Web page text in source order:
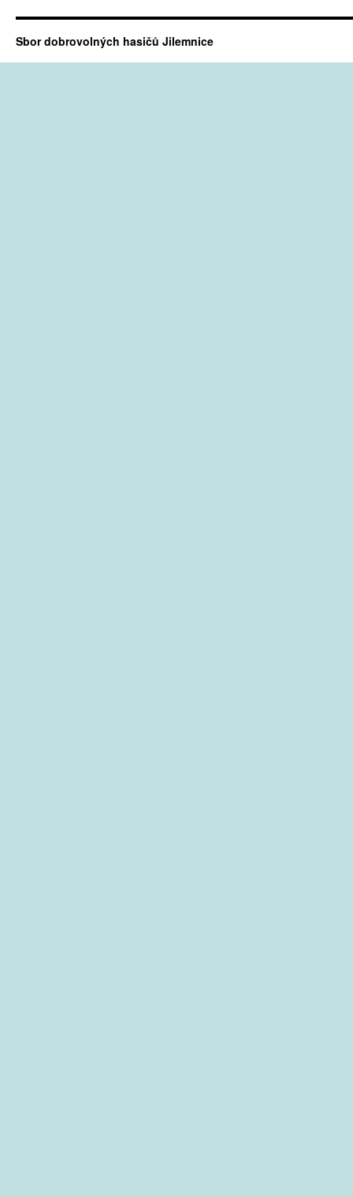
Sbor dobrovolných hasičů Jilemnice